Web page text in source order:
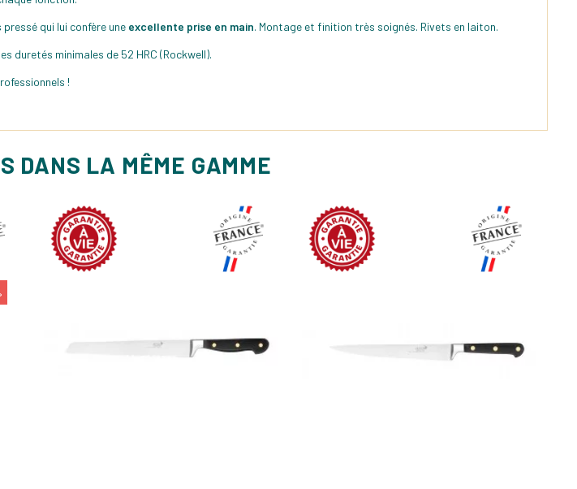
pressé qui lui confère une excellente prise en main. Montage et finition très soignés. Rivets en laiton.
duretés minimales de 52 HRC (Rockwell).
!
DANS LA MÊME GAMME